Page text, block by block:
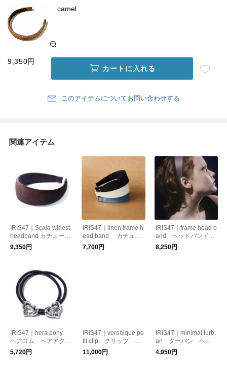
camel
9,350円
カートに入れる
このアイテムについてお問い合わせする
関連アイテム
IRIS47｜Scala widest
headband カチューシ
ャ ベロア
9,350円
IRIS47｜linen frame h
ead band カチュー
シャ ヘアアクセサリ
ー リネン
7,700円
IRIS47｜frame head b
and ヘッドバンド
カチューシャ ターバ
ン
8,250円
IRIS47｜hera pony
ヘアゴム ヘアアクセ
サリー ハートモチー
フ
5,720円
IRIS47｜veronique pe
tit clip クリップ ヘ
アアクセサリー
11,000円
IRIS47｜minimal turb
an ターバン ヘア
バンド
4,950円